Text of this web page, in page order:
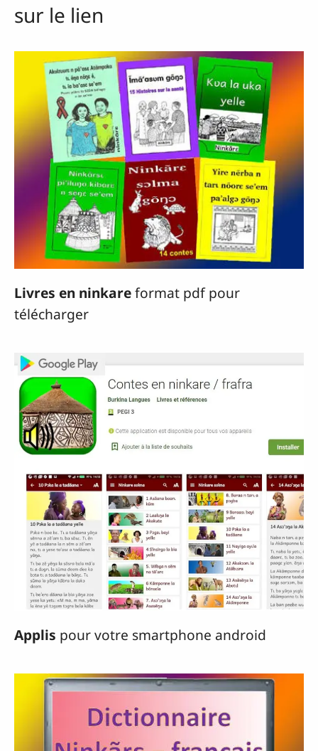
sur le lien
Livres en ninkareformat pdf pour
télécharger
Applis pour votre smartphone android